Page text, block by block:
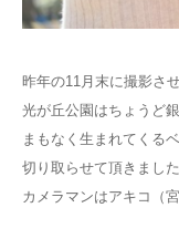
昨年の11 月末に撮影さ
光が丘公園はちょうど
まもなく生まれてくる
切り取らせて頂きました
カメラマンはアキコ（
Q&A